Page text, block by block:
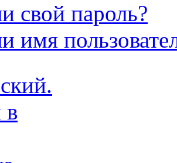
свой пароль?
имя